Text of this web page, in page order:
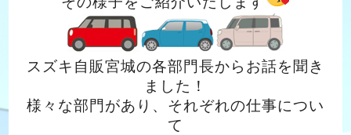
スズキ自販宮城の各部門長からお話を聞き
ました！
様々な部門があり、それぞれの仕事につい
て